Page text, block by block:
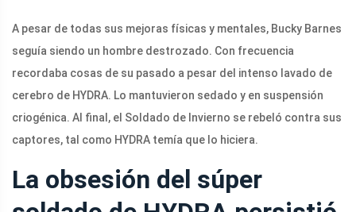
A pesar de todas sus mejoras físicas y mentales, Bucky Barnes
seguía siendo un hombre destrozado. Con frecuencia
recordaba cosas de su pasado a pesar del intenso lavado de
cerebro de HYDRA. Lo mantuvieron sedado y en suspensión
criogénica. Al final, el Soldado de Invierno se rebeló contra sus
captores, tal como HYDRA temía que lo hiciera.
La obsesión del súper